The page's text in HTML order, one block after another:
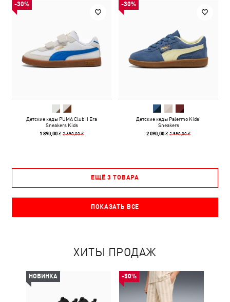
-30%
Детские кеды PUMA Club II Era
Sneakers Kids
1 890,00 ₴2 690,00 ₴
-30%
Детские кеды Palermo Kids'
Sneakers
2 090,00 ₴2 990,00 ₴
ЕЩЁ 3 ТОВАРА
ПОКАЗАТЬ ВСЕ
ХИТЫ ПРОДАЖ
НОВИНКА -50%